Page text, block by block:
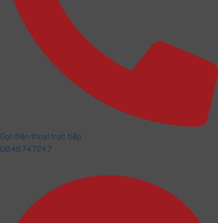
Gọi điện thoại trực tiếp
0848747247